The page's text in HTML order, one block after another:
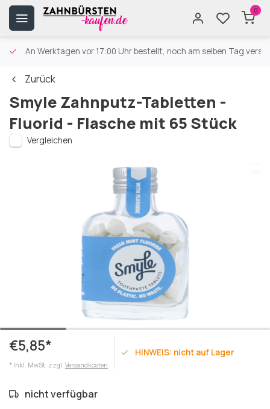
0
An Werktagen vor 17:00 Uhr bestellt, noch am selben Tag
Zurück
Smyle Zahnputz-Tabletten -
Fluorid - Flasche mit 65 Stück
Vergleichen
€5,85*
* Inkl. MwSt. zzgl. Versandkosten
HINWEIS: nicht auf Lager
nicht verfügbar